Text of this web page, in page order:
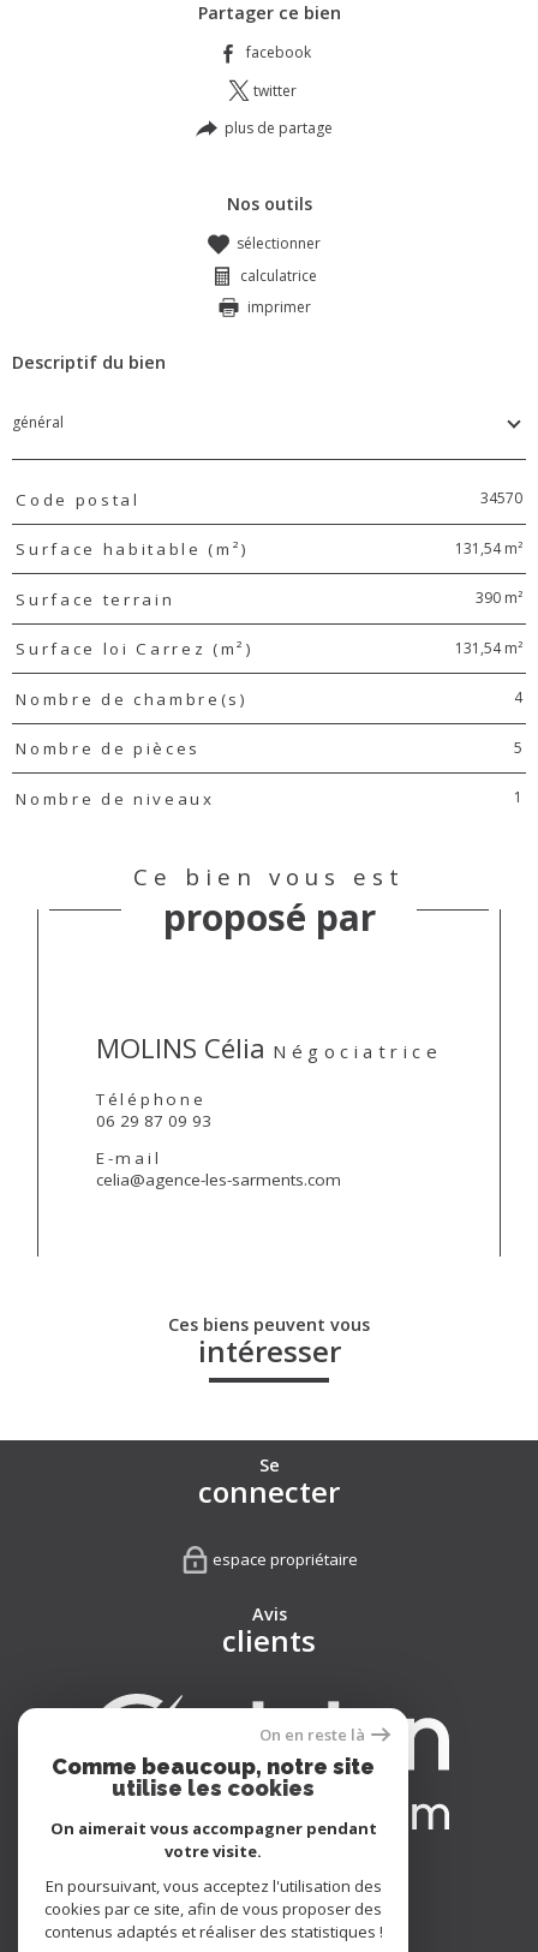
Partager ce bien
facebook
twitter
plus de partage
Nos outils
sélectionner
calculatrice
imprimer
Descriptif du bien
général
TRAD_PAMPERO_Caracteristique
Code postal 34570
Surface habitable (m²) 131,54 m²
Surface terrain 390 m²
Surface loi Carrez (m²) 131,54 m²
Nombre de chambre(s) 4
Nombre de pièces 5
Nombre de niveaux 1
Ce bien vous est
proposé par
MOLINS Célia Négociatrice
Téléphone
06 29 87 09 93
E-mail
celia@agence-les-sarments.com
Ces biens peuvent vous
intéresser
Se
connecter
espace propriétaire
Avis
clients
Nous
adhérons
On en reste là
Comme beaucoup, notre site
utilise les cookies
On aimerait vous accompagner pendant
votre visite.
En poursuivant, vous acceptez l'utilisation des
cookies par ce site, afin de vous proposer des
contenus adaptés et réaliser des statistiques !